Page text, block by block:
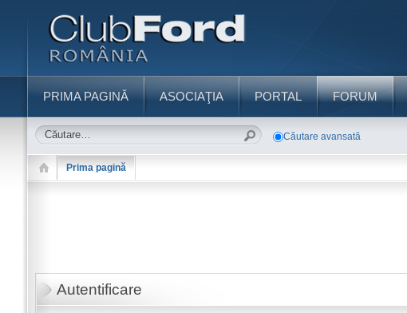
PRIMA PAGINĂ ASOCIAŢIA PORTAL FORUM
Căutare avansată
Prima pagină
Autentificare